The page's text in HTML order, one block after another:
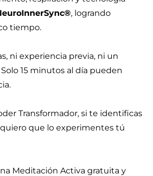
, logrando
tiempo.
ni experiencia previa, ni un
15 minutos al día pueden
Transformador, si te identificas
que lo experimentes tú
Meditación Activa gratuita y